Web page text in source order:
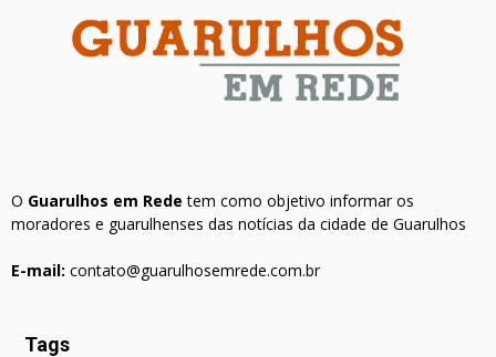
O Guarulhos em Rede tem como objetivo informar os
moradores e guarulhenses das notícias da cidade de Guarulhos
E-mail: contato@guarulhosemrede.com.br
Tags